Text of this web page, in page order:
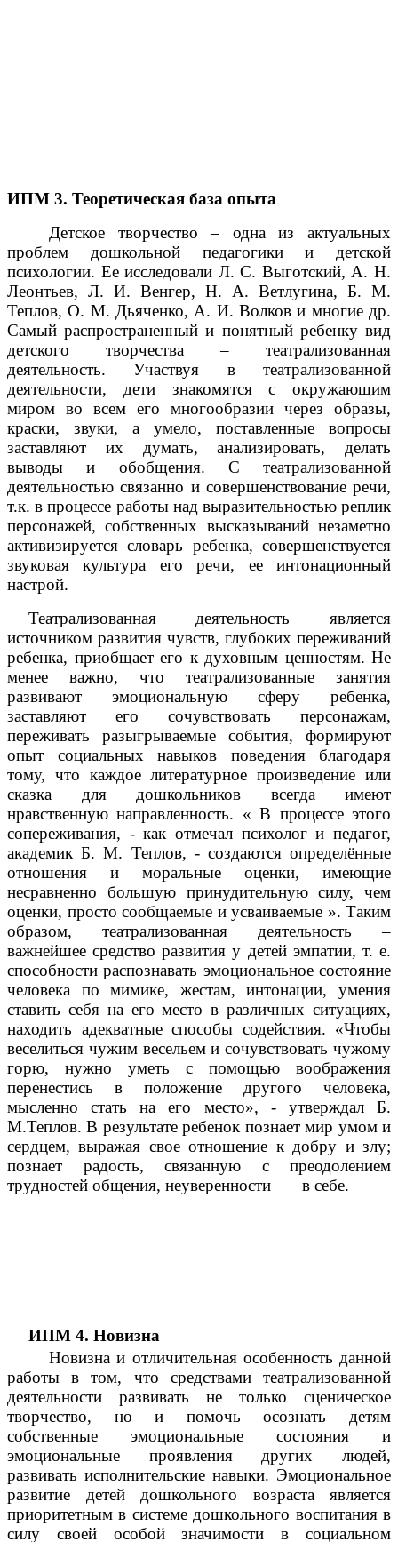
ИПМ 3. Теоретическая база опыта
Детское творчество – одна из актуальных
проблем дошкольной педагогики и детской
психологии. Ее исследовали Л. С. Выготский, А. Н.
Леонтьев, Л. И. Венгер, Н. А. Ветлугина, Б. М.
Теплов, О. М. Дьяченко, А. И. Волков и многие др.
Самый распространенный и понятный ребенку вид
детского творчества – театрализованная
деятельность. Участвуя в театрализованной
деятельности, дети знакомятся с окружающим
миром во всем его многообразии через образы,
краски, звуки, а умело, поставленные вопросы
заставляют их думать, анализировать, делать
выводы и обобщения. С театрализованной
деятельностью связанно и совершенствование речи,
т.к. в процессе работы над выразительностью реплик
персонажей, собственных высказываний незаметно
активизируется словарь ребенка, совершенствуется
звуковая культура его речи, ее интонационный
настрой.
Театрализованная деятельность является
источником развития чувств, глубоких переживаний
ребенка, приобщает его к духовным ценностям. Не
менее важно, что театрализованные занятия
развивают эмоциональную сферу ребенка,
заставляют его сочувствовать персонажам,
переживать разыгрываемые события, формируют
опыт социальных навыков поведения благодаря
тому, что каждое литературное произведение или
сказка для дошкольников всегда имеют
нравственную направленность. « В процессе этого
сопереживания, - как отмечал психолог и педагог,
академик Б. М. Теплов, - создаются определённые
отношения и моральные оценки, имеющие
несравненно большую принудительную силу, чем
оценки, просто сообщаемые и усваиваемые ». Таким
образом, театрализованная деятельность –
важнейшее средство развития у детей эмпатии, т. е.
способности распознавать эмоциональное состояние
человека по мимике, жестам, интонации, умения
ставить себя на его место в различных ситуациях,
находить адекватные способы содействия. «Чтобы
веселиться чужим весельем и сочувствовать чужому
горю, нужно уметь с помощью воображения
перенестись в положение другого человека,
мысленно стать на его место», - утверждал Б.
М.Теплов. В результате ребенок познает мир умом и
сердцем, выражая свое отношение к добру и злу;
познает радость, связанную с преодолением
трудностей общения, неуверенности в себе.
ИПМ 4. Новизна
Новизна и отличительная особенность данной
работы в том, что средствами театрализованной
деятельности развивать не только сценическое
творчество, но и помочь осознать детям
собственные эмоциональные состояния и
эмоциональные проявления других людей,
развивать исполнительские навыки. Эмоциональное
развитие детей дошкольного возраста является
приоритетным в системе дошкольного воспитания в
силу своей особой значимости в социальном